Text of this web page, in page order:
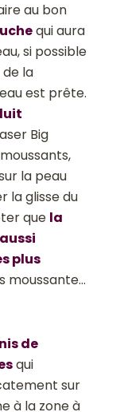
au bon
qui aura
si possible
la
est prête.
Big
la peau
la glisse du
que la
plus
moussante…
de
qui
sur
à la zone à